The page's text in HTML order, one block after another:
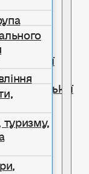
туризму,
про